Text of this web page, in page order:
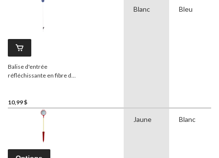
Balise d'entrée
réfléchissante en fibre de
10,99 $
Blanc Bleu
Jaune Blanc